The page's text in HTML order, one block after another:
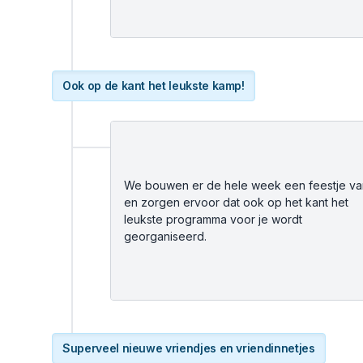
Ook op de kant het leukste kamp!
We bouwen er de hele week een feestje
en zorgen ervoor dat ook op het kant het
leukste programma voor je wordt
georganiseerd.
Superveel nieuwe vriendjes en vriendinnetjes